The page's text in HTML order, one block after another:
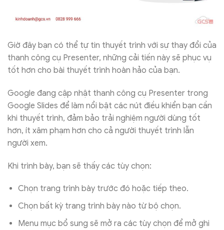
Giờ đây bạn có thể tự tin thuyết trình với sự thay đổi của
thanh công cụ Presenter, những cải tiến này sẽ phục vụ
tốt hơn cho bài thuyết trình hoàn hảo của bạn.
Google đang cập nhật thanh công cụ Presenter trong
Google Slides để làm nổi bật các nút điều khiển bạn cần
khi thuyết trình, đảm bảo trải nghiệm người dùng tốt
hơn, ít xâm phạm hơn cho cả người thuyết trình lẫn
người xem.
Khi trình bày, bạn sẽ thấy các tùy chọn:
Chọn trang trình bày trước đó hoặc tiếp theo.
Chọn bất kỳ trang trình bày nào từ bộ chọn.
Menu mục bổ sung sẽ mở ra các tùy chọn để mở ghi